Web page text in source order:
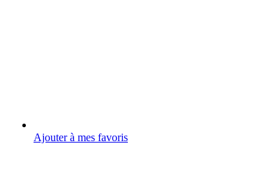
Ajouter à mes favoris